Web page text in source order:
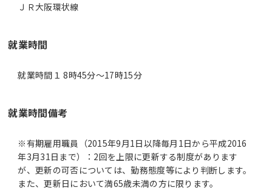
ＪＲ大阪環状線
就業時間
就業時間１ 8時45分〜17時15分
就業時間備考
※有期雇用職員（2015年9月1日以降毎月1日から平成2016
年3月31日まで）：2回を上限に更新する制度があります
が、更新の可否については、勤務態度等により判断します。
また、更新日において満65歳未満の方に限ります。